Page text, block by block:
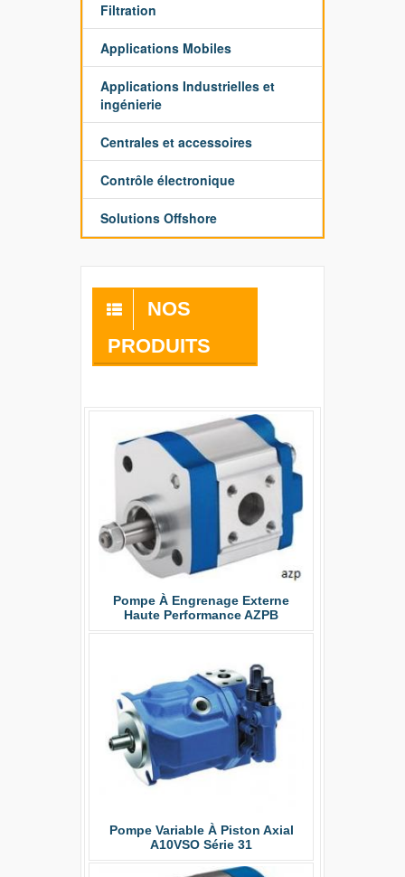
Filtration
Applications Mobiles
Applications Industrielles et
ingénierie
Centrales et accessoires
Contrôle électronique
Solutions Offshore
NOS
PRODUITS
Pompe À Engrenage Externe
Haute Performance AZPB
Pompe Variable À Piston Axial
A10VSO Série 31